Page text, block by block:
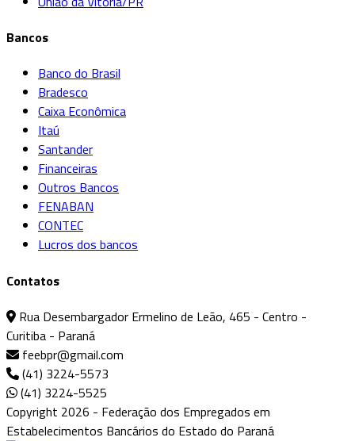
Bancos
Banco do Brasil
Bradesco
Caixa Econômica
Itaú
Santander
Financeiras
Outros Bancos
FENABAN
CONTEC
Lucros dos bancos
Contatos
Rua Desembargador Ermelino de Leão, 465 - Centro -
Curitiba - Paraná
feebpr@gmail.com
(41) 3224-5573
(41) 3224-5525
Copyright 2026 - Federação dos Empregados em
Estabelecimentos Bancários do Estado do Paraná